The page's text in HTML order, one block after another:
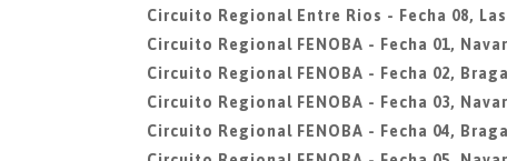
Circuito Regional Entre Rios - Fecha 08,
Circuito Regional FENOBA - Fecha 01,
Circuito Regional FENOBA - Fecha 02,
Circuito Regional FENOBA - Fecha 03,
Circuito Regional FENOBA - Fecha 04,